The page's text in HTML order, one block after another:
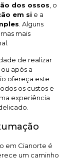
dos ossos , o
em si e a
. Alguns
mais
de realizar
após a
ofereça este
os custos e
experiência
em Cianorte é
um caminho